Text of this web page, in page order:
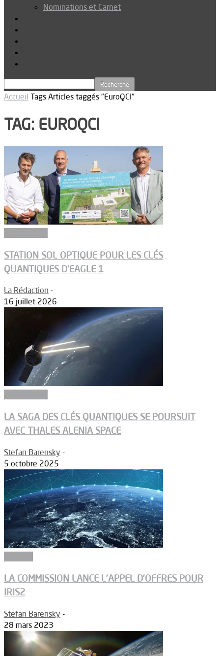
Nominations et Carnet
Accueil Tags Articles taggés "EuroQCI"
TAG: EUROQCI
STATION SOL OPTIQUE POUR LES CLÉS
QUANTIQUES D’EAGLE 1
La Rédaction -
16 juillet 2026
LA SAGA DES CLÉS QUANTIQUES SE POURSUIT
AVEC THALES ALENIA SPACE
Stefan Barensky -
5 octobre 2025
LA COMMISSION LANCE L’APPEL D’OFFRES POUR
IRIS2
Stefan Barensky -
28 mars 2023